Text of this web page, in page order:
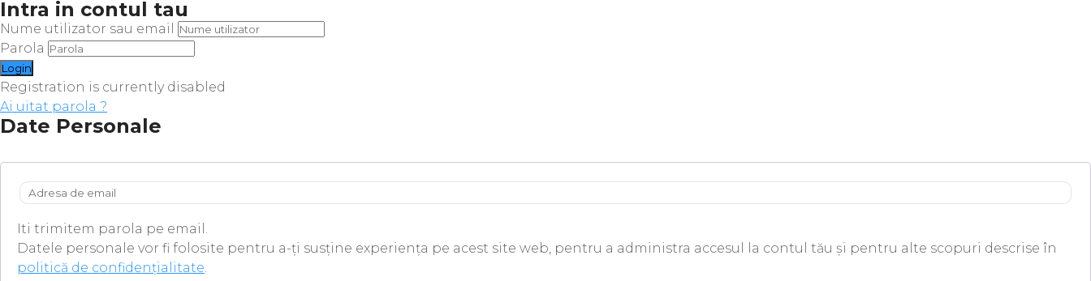
Intra in contul tau
Nume utilizator sau email
Parola
Registration is currently disabled
Ai uitat parola ?
Date Personale
Iti trimitem parola pe email.
Datele personale vor fi folosite pentru a-ți susține experiența pe acest site web, pentru a administra accesul la contul tău și pentru alte scopuri descrise în
politică de confidențialitate.